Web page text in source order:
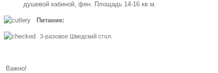
душевой кабиной, фен. Площадь 14-16 кв.м.
Питание:
3-разовое Шведский стол.
Важно!